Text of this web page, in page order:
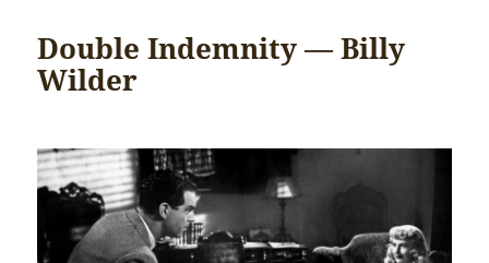
Double Indemnity — Billy
Wilder